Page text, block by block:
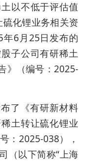
以不低于评估值
化锂业务相关资
年6月25日发布的
子公司有研稀土
》（编号：2025-
了《有研新材料
土转让硫化锂业
：2025-038），
（以下简称“上海